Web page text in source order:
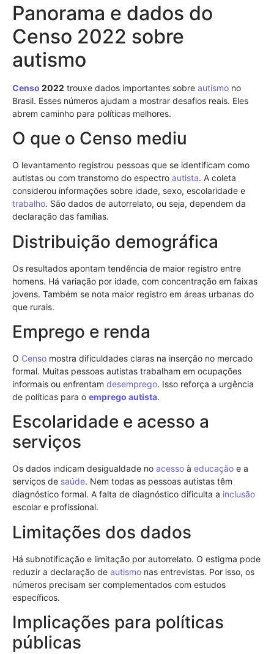
Panorama e dados do
Censo 2022 sobre
autismo
Censo 2022 trouxe dados importantes sobre autismo no
Brasil. Esses números ajudam a mostrar desafios reais. Eles
abrem caminho para políticas melhores.
O que o Censo mediu
O levantamento registrou pessoas que se identificam como
autistas ou com transtorno do espectro autista. A coleta
considerou informações sobre idade, sexo, escolaridade e
trabalho. São dados de autorrelato, ou seja, dependem da
declaração das famílias.
Distribuição demográfica
Os resultados apontam tendência de maior registro entre
homens. Há variação por idade, com concentração em faixas
jovens. Também se nota maior registro em áreas urbanas do
que rurais.
Emprego e renda
O Censo mostra dificuldades claras na inserção no mercado
formal. Muitas pessoas autistas trabalham em ocupações
informais ou enfrentam desemprego. Isso reforça a urgência
de políticas para o emprego autista.
Escolaridade e acesso a
serviços
Os dados indicam desigualdade no acesso à educação e a
serviços de saúde. Nem todas as pessoas autistas têm
diagnóstico formal. A falta de diagnóstico dificulta a inclusão
escolar e profissional.
Limitações dos dados
Há subnotificação e limitação por autorrelato. O estigma pode
reduzir a declaração de autismo nas entrevistas. Por isso, os
números precisam ser complementados com estudos
específicos.
Implicações para políticas
públicas